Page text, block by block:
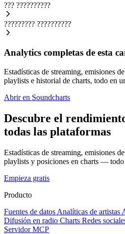
??? ??????????
????????? ??????????
Analytics completas de esta
Estadísticas de streaming, emisiones
playlists e historial de charts, todo en
Abrir en Soundcharts
Descubre el
todas las plataformas
Estadísticas de streaming, emisiones
playlists y posiciones en charts — todo
Empieza gratis
Producto
Fuentes de datos Analíticas de artistas
Difusión en radio Charts Redes
Servidor MCP